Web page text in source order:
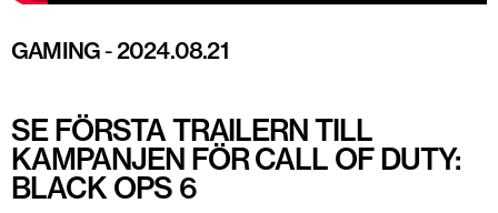
GAMING -2024.08.21
SE FÖRSTA TRAILERN TILL
KAMPANJEN FÖR CALL OF DUTY:
BLACK OPS 6